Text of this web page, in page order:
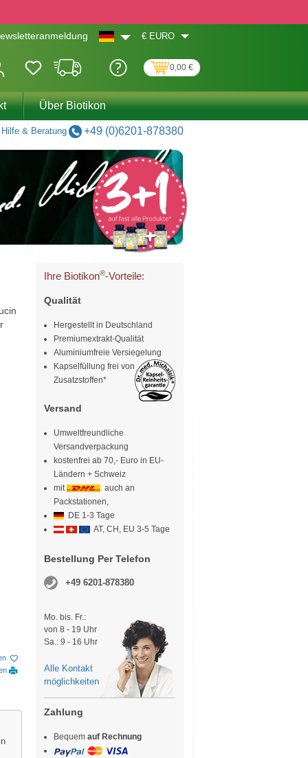
€ EURO
0,00 €
Über Biotikon
Hilfe & Beratung +49 (0)6201-878380
Ihre Biotikon®-Vorteile:
Qualität
Hergestellt in Deutschland
Premiumextrakt-Qualität
Aluminiumfreie Versiegelung
Kapselfüllung frei von
Zusatzstoffen*
Versand
Umweltfreundliche
Versandverpackung
kostenfrei ab 70,- Euro in EU-
Ländern + Schweiz
mit
auch an
Packstationen,
DE 1-3 Tage
AT, CH, EU 3-5 Tage
Bestellung Per Telefon
+49 6201-878380
Mo. bis. Fr.:
von 8 - 19 Uhr
Sa.: 9 - 16 Uhr
Alle Kontakt
möglichkeiten
Zahlung
Bequem auf Rechnung